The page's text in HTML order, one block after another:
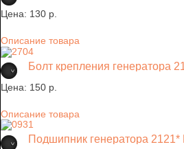
Цена: 130 p.
Описание товара
Болт крепления генератора
Цена: 150 p.
Описание товара
Подшипник генератора